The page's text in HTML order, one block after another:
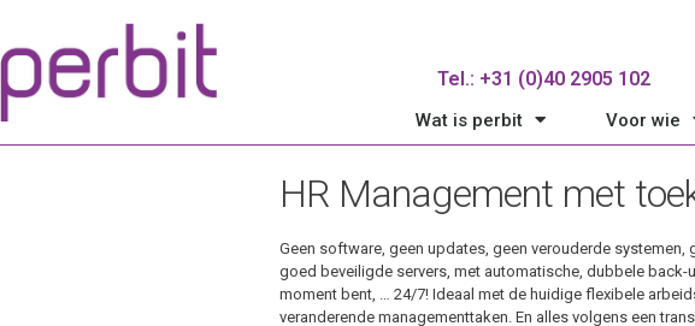
Tel.: +31 (0)40 2905 102
Wat is perbit Voor wie
HR Management met
Geen software, geen updates, geen verouderde systemen,
goed beveiligde servers, met automatische, dubbele back-
moment bent, … 24/7! Ideaal met de huidige flexibele
veranderende managementtaken. En alles volgens een